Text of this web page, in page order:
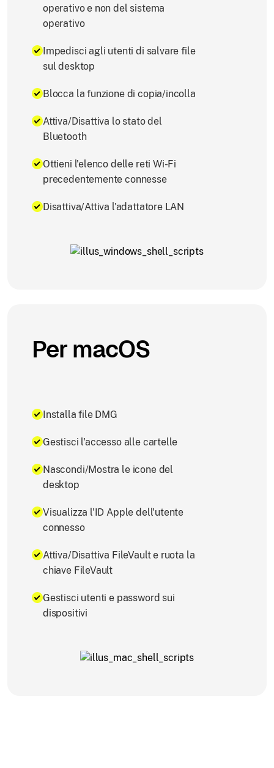
operativo e non del sistema
operativo
Impedisci agli utenti di salvare file
sul desktop
Blocca la funzione di copia/incolla
Attiva/Disattiva lo stato del
Bluetooth
Ottieni l'elenco delle reti Wi-Fi
precedentemente connesse
Disattiva/Attiva l'adattatore LAN
Per macOS
Installa file DMG
Gestisci l'accesso alle cartelle
Nascondi/Mostra le icone del
desktop
Visualizza l'ID Apple dell'utente
connesso
Attiva/Disattiva FileVault e ruota la
chiave FileVault
Gestisci utenti e password sui
dispositivi